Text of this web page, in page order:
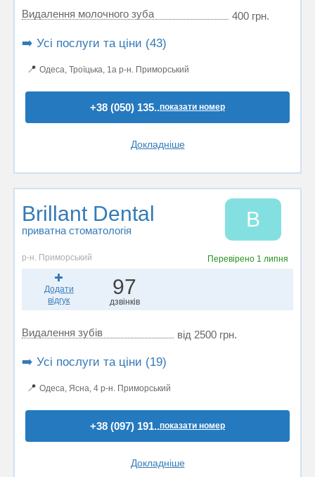
Видалення молочного зуба
400 грн.
➡️ Усі послуги та ціни (43)
📍 Одеса, Троїцька, 1а р-н. Приморський
+38 (050) 135..показати номер
Докладніше
Brillant Dental
приватна стоматологія B
р-н. Приморський Перевірено 1 липня
Додати
відгук
97
дзвінків
Видалення зубів від 2500 грн.
➡️ Усі послуги та ціни (19)
📍 Одеса, Ясна, 4 р-н. Приморський
+38 (097) 191..показати номер
Докладніше